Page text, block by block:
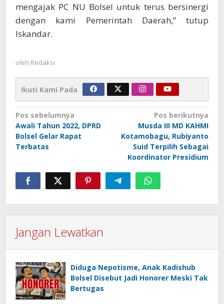
mengajak PC NU Bolsel untuk terus bersinergi
dengan kami Pemerintah Daerah,” tutup
Iskandar.
oleh Redaksi
Ikuti Kami Pada
Navigasi
pos
Pos sebelumnya
Awali Tahun 2022, DPRD
Bolsel Gelar Rapat
Terbatas
Pos berikutnya
Musda III MD KAHMI
Kotamobagu, Rubiyanto
Suid Terpilih Sebagai
Koordinator Presidium
Jangan Lewatkan
Diduga Nepotisme, Anak Kadishub
Bolsel Disebut Jadi Honorer Meski Tak
Bertugas